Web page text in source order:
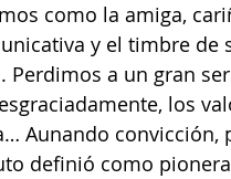
como la amiga,
y el timbre
Perdimos a un gran
los
Aunando
definió como